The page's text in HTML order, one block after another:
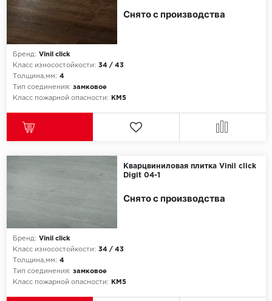
Jinan PDM
KDF
Krono Xonic
Бренд: Vinil click
Класс износостойкости: 34 / 43
Толщина,мм: 4
Тип соединения: замковое
Класс пожарной опасности:
КМ5
Снято с производства
Кварцвиниловая плитка Vinil click
Digit 04-1
Бренд: Vinil click
Класс износостойкости: 34 / 43
Толщина,мм: 4
Тип соединения: замковое
Класс пожарной опасности:
КМ5
Снято с производства